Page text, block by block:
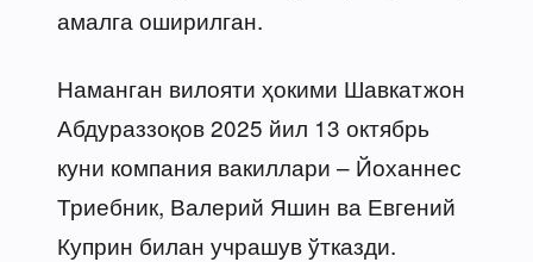
амалга оширилган.
Наманган вилояти ҳокими Шавкатжон
Абдураззоқов 2025 йил 13 октябрь
куни компания вакиллари – Йоханнес
Триебник, Валерий Яшин ва Евгений
Куприн билан учрашув ўтказди.